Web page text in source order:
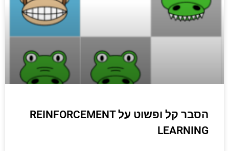
הסבר קל ופשוט על REINFORCEMENT
LEARNING